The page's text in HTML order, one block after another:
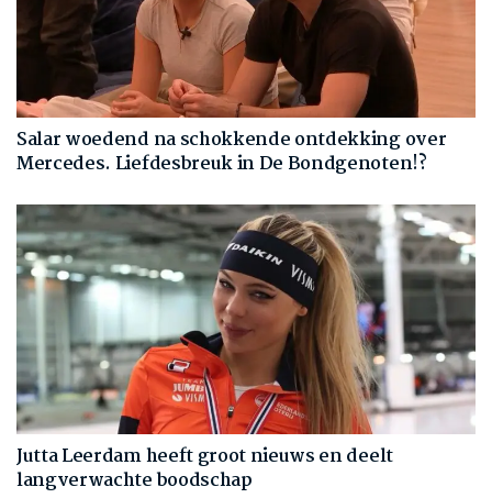
Salar woedend na schokkende ontdekking over
Mercedes. Liefdesbreuk in De Bondgenoten!?
Jutta Leerdam heeft groot nieuws en deelt
langverwachte boodschap